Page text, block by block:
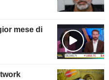
mese di